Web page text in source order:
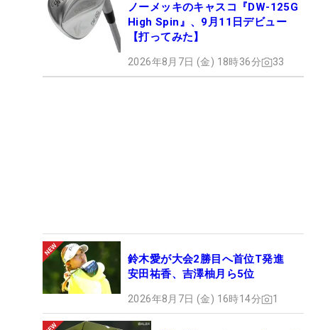
ノーメッキのキャスコ『DW-125G
High Spin』、9月11日デビュー
【打ってみた】
2026年8月7日 (金) 18時36分 33
鈴木愛が大会2勝目へ首位T発進
安田祐香、吉澤柚月ら5位
2026年8月7日 (金) 16時14分 1